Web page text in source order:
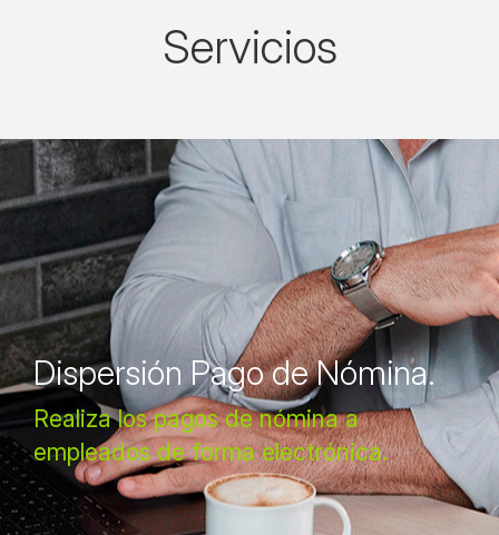
Servicios
Dispersión Pago de Nómina.
Realiza los pagos de nómina a
empleados de forma electrónica.